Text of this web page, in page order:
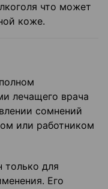
что может
коже.
лечащего врача
сомнений
или работником
только для
Его